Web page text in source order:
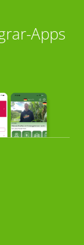
Apps